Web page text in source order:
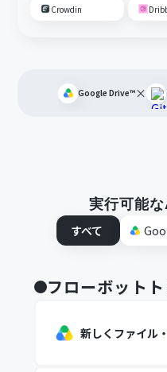
Crowdin
Google Drive™×
実行可能
すべて
フローボット
新しくファイル